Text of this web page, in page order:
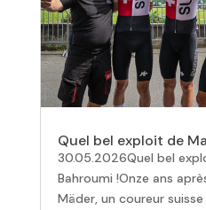
Quel bel exploit de
30.05.2026Quel bel
Bahroumi !Onze ans
Mäder, un coureur